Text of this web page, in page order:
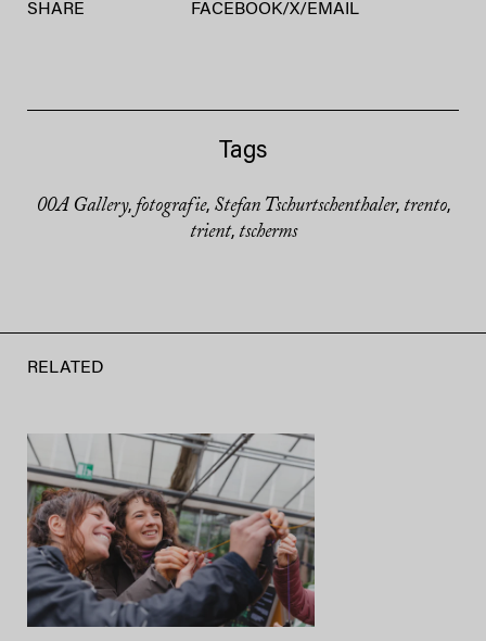
SHARE FACEBOOK/X/ EMAIL
Tags
00A Gallery, fotografie, Stefan Tschurtschenthaler, trento,
trient, tscherms
RELATED